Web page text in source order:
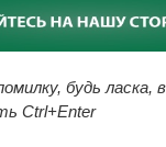
будь ласка,
Ctrl+Enter